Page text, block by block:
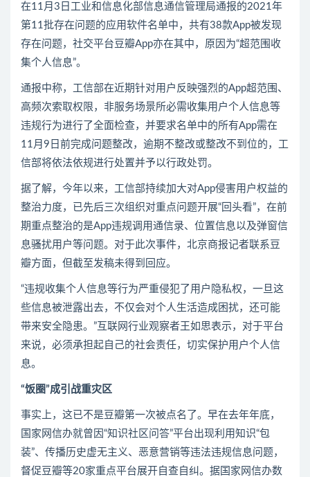
在11月3日工业和信息化部信息通信管理局通报的2021年
第11批存在问题的应用软件名单中，共有38款App被发现
存在问题，社交平台豆瓣App亦在其中，原因为“超范围收
集个人信息”。
通报中称，工信部在近期针对用户反映强烈的App超范围、
高频次索取权限，非服务场景所必需收集用户个人信息等
违规行为进行了全面检查，并要求名单中的所有App需在
11月9日前完成问题整改，逾期不整改或整改不到位的，工
信部将依法依规进行处置并予以行政处罚。
据了解，今年以来，工信部持续加大对App侵害用户权益的
整治力度，已先后三次组织对重点问题开展“回头看”，在前
期重点整治的是App违规调用通信录、位置信息以及弹窗信
息骚扰用户等问题。对于此次事件，北京商报记者联系豆
瓣方面，但截至发稿未得到回应。
“违规收集个人信息等行为严重侵犯了用户隐私权，一旦这
些信息被泄露出去，不仅会对个人生活造成困扰，还可能
带来安全隐患。”互联网行业观察者王如思表示，对于平台
来说，必须承担起自己的社会责任，切实保护用户个人信
息。
“饭圈”成引战重灾区
事实上，这已不是豆瓣第一次被点名了。早在去年年底，
国家网信办就曾因“知识社区问答”平台出现利用知识“包
装”、传播历史虚无主义、恶意营销等违法违规信息问题，
督促豆瓣等20家重点平台展开自查自纠。据国家网信办数